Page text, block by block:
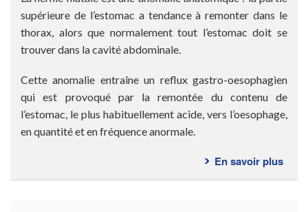
et
?
supérieure de l’estomac a tendance à remonter dans le
thorax, alors que normalement tout l’estomac doit se
trouver dans la cavité abdominale.
Cette anomalie entraîne un reflux gastro-oesophagien
qui est provoqué par la remontée du contenu de
l’estomac, le plus habituellement acide, vers l’oesophage,
en quantité et en fréquence anormale.
En savoir plussur